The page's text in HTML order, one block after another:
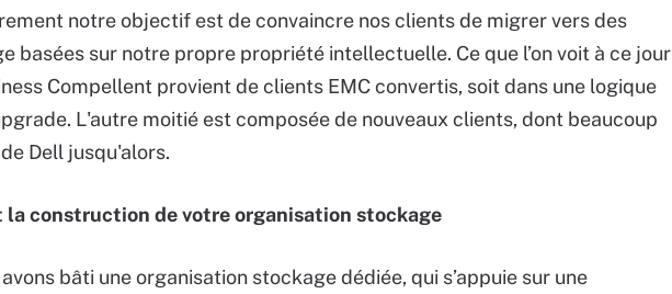
notre objectif est de convaincre nos clients de migrer vers des
basées sur notre propre propriété intellectuelle. Ce que l’on voit à ce jour
Compellent provient de clients EMC convertis, soit dans une logique
L'autre moitié est composée de nouveaux clients, dont beaucoup
Dell jusqu'alors.
la construction de votre organisation stockage
bâti une organisation stockage dédiée, qui s’appuie sur une